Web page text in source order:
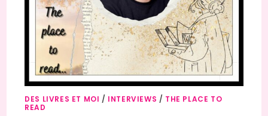
DES LIVRES ET MOI / INTERVIEWS / THE PLACE TO
READ